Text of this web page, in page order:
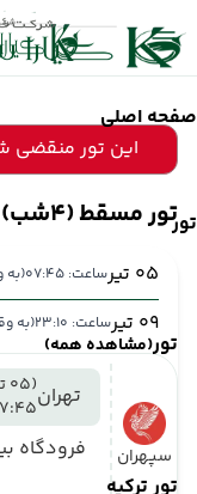
صفحه اصلی
تور
تور(مشاهده همه)
تور ترکیه
این تور منقضی
تور مسقط (4شب) تابستان1405
05 تیر ساعت: 07:45 (به
09 تیر ساعت: 23:10 (به
سپهران
تهران
فرودگاه